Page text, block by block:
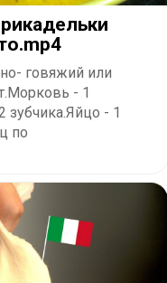
говяжий или
- 1
- 1
по